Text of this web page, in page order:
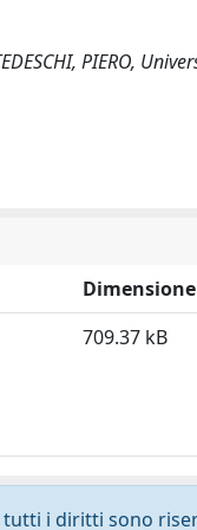
PIERO,
Dimensione
709.37 kB
i diritti sono